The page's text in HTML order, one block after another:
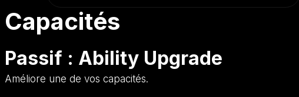
Capacités
Passif : Ability Upgrade
Améliore une de vos capacités.